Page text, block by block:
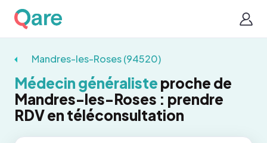
Mandres-les-Roses (94520)
Médecin généraliste proche de
Mandres-les-Roses : prendre
RDV en téléconsultation